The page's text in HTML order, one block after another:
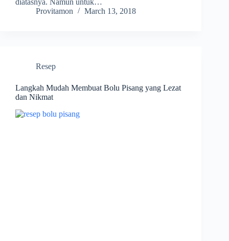
diatasnya. Namun untuk…
Provitamon
March 13, 2018
Resep
Langkah Mudah Membuat Bolu Pisang yang Lezat
dan Nikmat